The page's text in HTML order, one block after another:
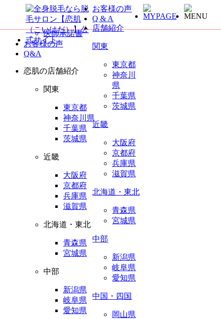
お客様の声
Q & A
店舗紹介
関東
東京都
神奈川
県
千葉県
茨城県
近畿
大阪府
京都府
兵庫県
滋賀県
北海道・東北
青森県
宮城県
中部
新潟県
岐阜県
愛知県
中国・四国
岡山県
全身脱毛サロン恋肌TOP
未成年同意書
医師承諾書
お客様の声
Q&A
恋肌の店舗紹介
関東
東京都
神奈川県
千葉県
茨城県
近畿
大阪府
京都府
兵庫県
滋賀県
北海道・東北
青森県
宮城県
中部
新潟県
岐阜県
愛知県